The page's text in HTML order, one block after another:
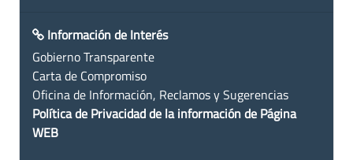
Información de Interés
Gobierno Transparente
Carta de Compromiso
Oficina de Información, Reclamos y Sugerencias
Política de Privacidad de la información de Página
WEB